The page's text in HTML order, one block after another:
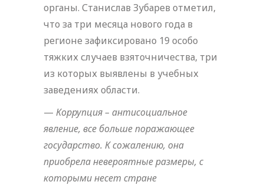
органы. Станислав Зубарев отметил,
что за три месяца нового года в
регионе зафиксировано 19 особо
тяжких случаев взяточничества, три
из которых выявлены в учебных
заведениях области.
— Коррупция – антисоциальное
явление, все больше поражающее
государство. К сожалению, она
приобрела невероятные размеры, с
которыми несет стране